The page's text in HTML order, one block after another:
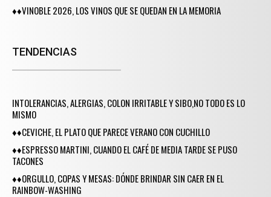
♦♦VINOBLE 2026, LOS VINOS QUE SE QUEDAN EN LA MEMORIA
TENDENCIAS
INTOLERANCIAS, ALERGIAS, COLON IRRITABLE Y SIBO,NO TODO ES LO
MISMO
♦♦CEVICHE, EL PLATO QUE PARECE VERANO CON CUCHILLO
♦♦ESPRESSO MARTINI, CUANDO EL CAFÉ DE MEDIA TARDE SE PUSO
TACONES
♦♦ORGULLO, COPAS Y MESAS: DÓNDE BRINDAR SIN CAER EN EL
RAINBOW-WASHING